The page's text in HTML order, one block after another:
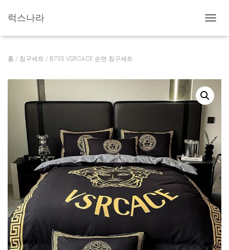
럭스나라
비
홈 / 침구세트 / B755 VSRCACE 순면 침구세트